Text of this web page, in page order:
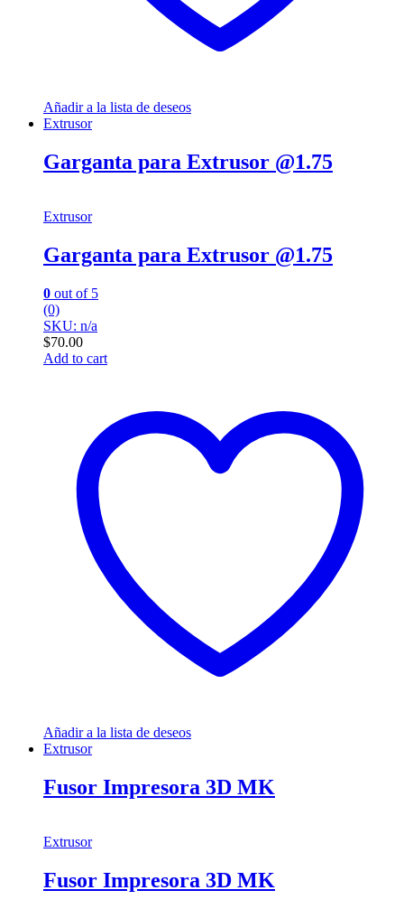
Añadir a la lista de deseos
Extrusor
Garganta para Extrusor @1.75
Extrusor
Garganta para Extrusor @1.75
0 out of 5
(0)
SKU: n/a
$70.00
Add to cart
Añadir a la lista de deseos
Extrusor
Fusor Impresora 3D MK
Extrusor
Fusor Impresora 3D MK